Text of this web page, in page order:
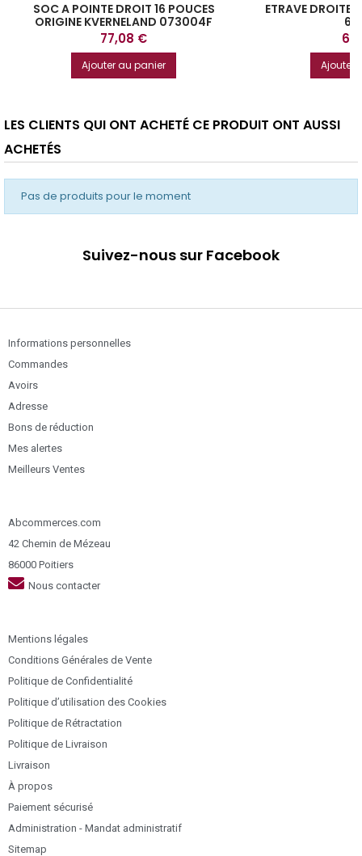
SOC A POINTE DROIT 16 POUCES
ORIGINE KVERNELAND 073004F
Prix
77,08 €
Ajouter au panier
ETRAVE DROITE
Prix
Ajouter
LES CLIENTS QUI ONT ACHETÉ CE PRODUIT ONT AUSSI
ACHETÉS
Pas de produits pour le moment
Suivez-nous sur Facebook
Informations personnelles
Commandes
Avoirs
Adresse
Bons de réduction
Mes alertes
Meilleurs Ventes
Abcommerces.com
42 Chemin de Mézeau
86000 Poitiers
Nous contacter
Mentions légales
Conditions Générales de Vente
Politique de Confidentialité
Politique d’utilisation des Cookies
Politique de Rétractation
Politique de Livraison
Livraison
À propos
Paiement sécurisé
Administration - Mandat administratif
Sitemap